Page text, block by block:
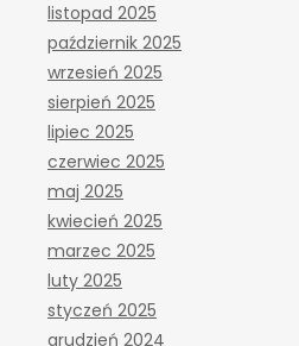
listopad 2025
październik 2025
wrzesień 2025
sierpień 2025
lipiec 2025
czerwiec 2025
maj 2025
kwiecień 2025
marzec 2025
luty 2025
styczeń 2025
grudzień 2024